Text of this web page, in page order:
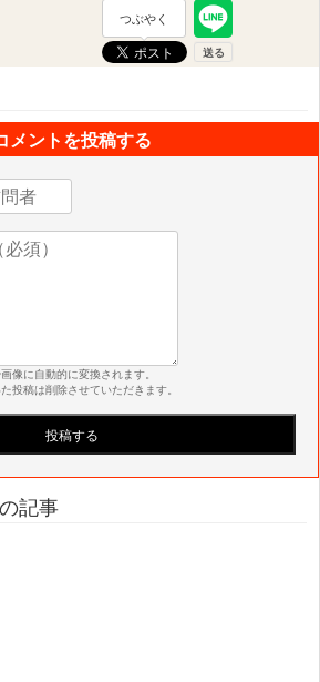
つぶやく
メントを投稿する
像に自動的に変換されます。
投稿は削除させていただきます。
記事